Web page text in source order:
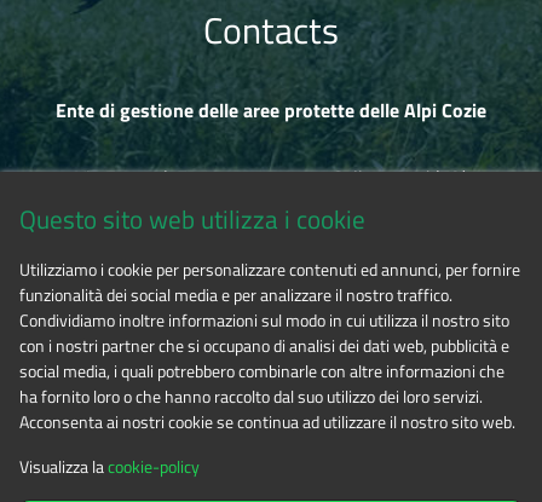
Contacts
Ente di gestione delle aree protette delle Alpi Cozie
Via Fransuà Fontan, 1 - 10050 Salbertrand (TO)
Tel. 0122.854720
E-mailalpicozie@cert.ruparpiemonte.it
Questo sito web utilizza i cookie
Utilizziamo i cookie per personalizzare contenuti ed annunci, per fornire
funzionalità dei social media e per analizzare il nostro traffico.
Condividiamo inoltre informazioni sul modo in cui utilizza il nostro sito
con i nostri partner che si occupano di analisi dei dati web, pubblicità e
social media, i quali potrebbero combinarle con altre informazioni che
ha fornito loro o che hanno raccolto dal suo utilizzo dei loro servizi.
Acconsenta ai nostri cookie se continua ad utilizzare il nostro sito web.
Visualizza lacookie-policy